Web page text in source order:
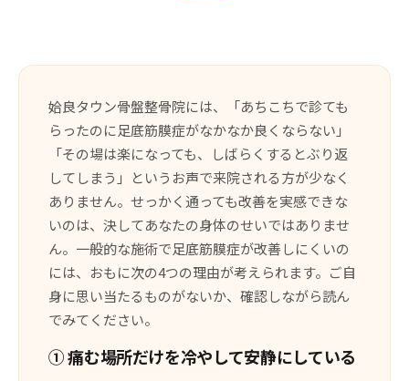
姶良タウン骨盤整骨院には、「あちこちで診ても
らったのに足底筋膜症がなかなか良くならない」
「その場は楽になっても、しばらくするとぶり返
してしまう」というお声で来院される方が少なく
ありません。せっかく通っても改善を実感できな
いのは、決してあなたの身体のせいではありませ
ん。一般的な施術で足底筋膜症が改善しにくいの
には、おもに次の4つの理由が考えられます。ご自
身に思い当たるものがないか、確認しながら読ん
でみてください。
① 痛む場所だけを冷やして安静にしている